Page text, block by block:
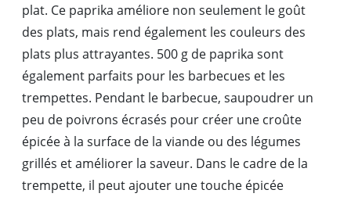
plat. Ce paprika améliore non seulement le goût
des plats, mais rend également les couleurs des
plats plus attrayantes. 500 g de paprika sont
également parfaits pour les barbecues et les
trempettes. Pendant le barbecue, saupoudrer un
peu de poivrons écrasés pour créer une croûte
épicée à la surface de la viande ou des légumes
grillés et améliorer la saveur. Dans le cadre de la
trempette, il peut ajouter une touche épicée